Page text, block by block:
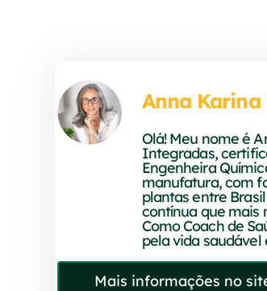
Anna Karina
Olá! Meu nome é
Integradas,
Engenheira
manufatura, com
plantas entre
contínua que mais
Como Coach de
pela vida saudável
Mais informações no